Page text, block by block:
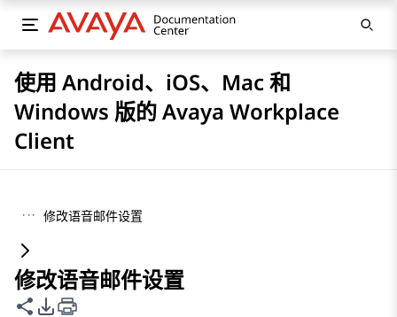
使用 Android、iOS、Mac 和
Windows 版的 Avaya Workplace
Client
··· 修改语音邮件设置
修改语音邮件设置
共享此页面
PDF 导出选项